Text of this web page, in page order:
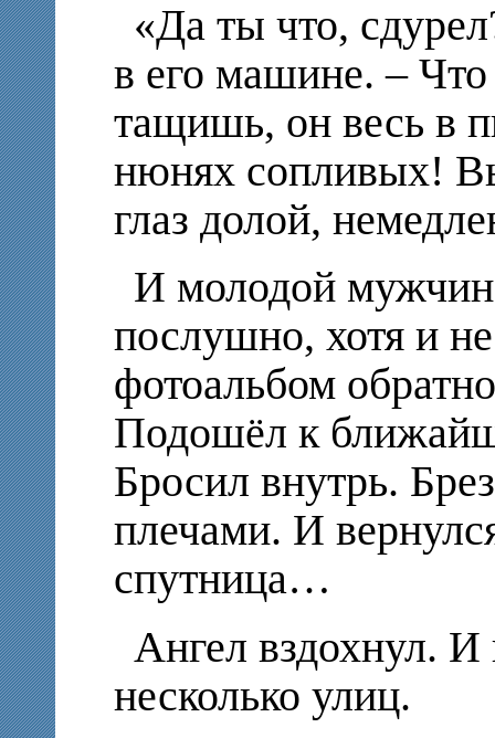
«Да ты что,
в его машине. –
тащишь, он весь в
нюнях сопливых!
глаз долой,
И молодой
послушно, хотя и
фотоальбом
Подошёл к
Бросил внутрь.
плечами. И
спутница…
Ангел вздохнул. И
несколько улиц.